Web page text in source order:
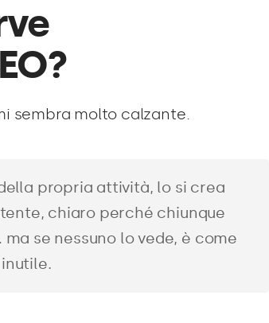
sembra molto calzante.
propria attività, lo si crea
chiaro perché chiunque
se nessuno lo vede, è come